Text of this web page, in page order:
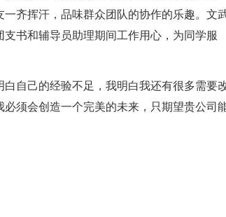
齐挥汗，品味群众团队的协作的乐趣。文
书和辅导员助理期间工作用心，为同学服
自己的经验不足，我明白我还有很多需要
须会创造一个完美的未来，只期望贵公司